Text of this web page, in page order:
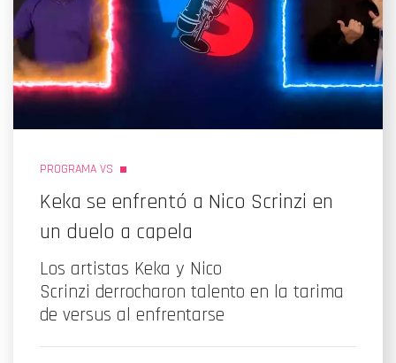
PROGRAMA VS
Keka se enfrentó a Nico Scrinzi en
un duelo a capela
Los artistas Keka y Nico
Scrinzi derrocharon talento en la tarima
de versus al enfrentarse